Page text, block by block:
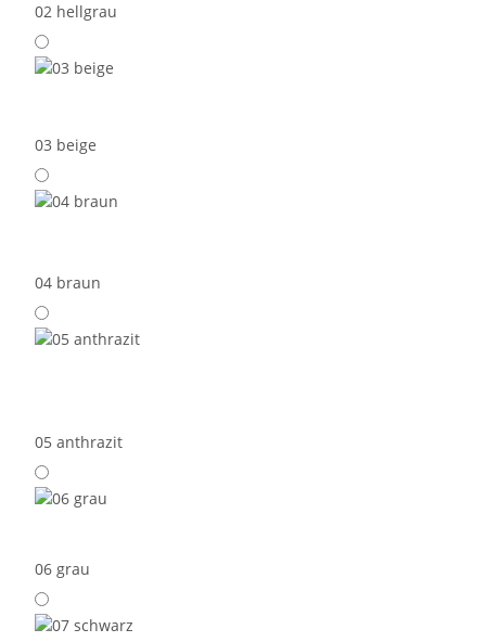
02 hellgrau
03 beige
04 braun
05 anthrazit
06 grau